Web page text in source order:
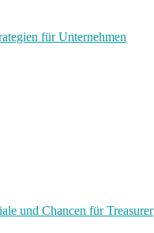
für Unternehmen
und Chancen für Treasurer